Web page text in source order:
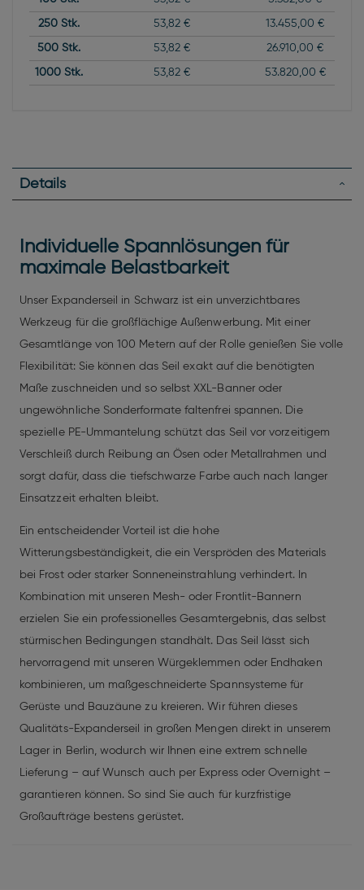
250Stk. 53,82 € 13.455,00 €
500Stk. 53,82 € 26.910,00 €
1000Stk. 53,82 € 53.820,00 €
Details
Individuelle Spannlösungen für
maximale Belastbarkeit
Unser Expanderseil in Schwarz ist ein unverzichtbares
Werkzeug für die großflächige Außenwerbung. Mit einer
Gesamtlänge von 100 Metern auf der Rolle genießen Sie volle
Flexibilität: Sie können das Seil exakt auf die benötigten
Maße zuschneiden und so selbst XXL-Banner oder
ungewöhnliche Sonderformate faltenfrei spannen. Die
spezielle PE-Ummantelung schützt das Seil vor vorzeitigem
Verschleiß durch Reibung an Ösen oder Metallrahmen und
sorgt dafür, dass die tiefschwarze Farbe auch nach langer
Einsatzzeit erhalten bleibt.
Ein entscheidender Vorteil ist die hohe
Witterungsbeständigkeit, die ein Verspröden des Materials
bei Frost oder starker Sonneneinstrahlung verhindert. In
Kombination mit unseren Mesh- oder Frontlit-Bannern
erzielen Sie ein professionelles Gesamtergebnis, das selbst
stürmischen Bedingungen standhält. Das Seil lässt sich
hervorragend mit unseren Würgeklemmen oder Endhaken
kombinieren, um maßgeschneiderte Spannsysteme für
Gerüste und Bauzäune zu kreieren. Wir führen dieses
Qualitäts-Expanderseil in großen Mengen direkt in unserem
Lager in Berlin, wodurch wir Ihnen eine extrem schnelle
Lieferung – auf Wunsch auch per Express oder Overnight –
garantieren können. So sind Sie auch für kurzfristige
Großaufträge bestens gerüstet.